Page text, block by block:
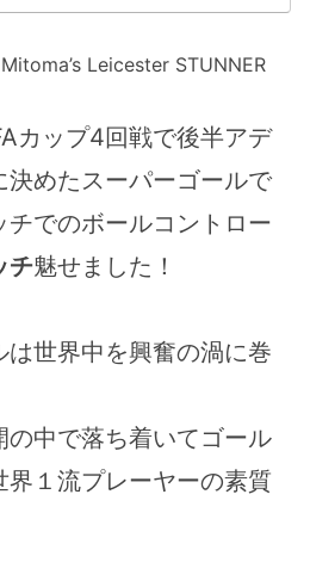
Leicester STUNNER
カップ4回戦で後半アデ
決めたスーパーゴールで
でのボールコントロー
チ魅せました！
世界中を興奮の渦に巻
の中で落ち着いてゴール
界１流プレーヤーの素質